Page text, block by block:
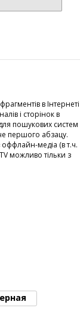
в Інтернеті
і сторінок в
пошукових систем
першого абзацу.
оффлайн-медіа (в т.ч.
можливо тільки з